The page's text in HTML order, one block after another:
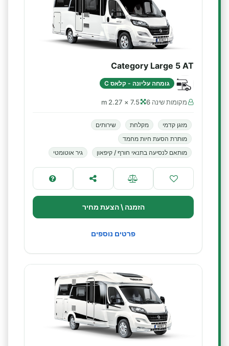
Category Large 5 AT
גומחה עליונה - קלאס C
מקומות שינה 6 7.5 × 2.27 m
מזגן קדמי מקלחת
שירותים
מותרת הסעת חיות מחמד
מותאם לנסיעה בתנאי חורף / קיפאון
גיר אוטומטי
הזמנה \ הצעת מחיר
פרטים נוספים